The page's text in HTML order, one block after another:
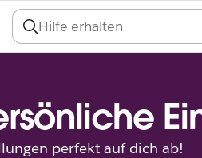
perfekt auf dich ab!